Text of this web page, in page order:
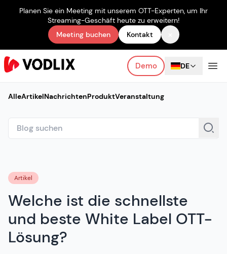
Planen Sie ein Meeting mit unserem OTT-Experten, um Ihr
Streaming-Geschäft heute zu erweitern!
Meeting buchen
Kontakt
Demo DE
AlleArtikelNachrichtenProduktVeranstaltung
Artikel
Welche ist die schnellste
und beste White Label OTT-
Lösung?